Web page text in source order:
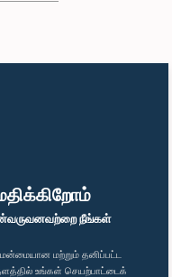
நீங்கள்
மற்றும் தனிப்பட்ட
உங்கள் செயற்பாட்டைக்